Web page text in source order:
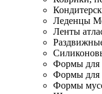
Леденцы
Ленты
Формы для
Формы для
Формы